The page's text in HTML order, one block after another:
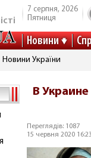
7 серпня, 2026
Пятниця
Новини
Новини України
В
Переглядів: 1087
15 червня 2020 16:23